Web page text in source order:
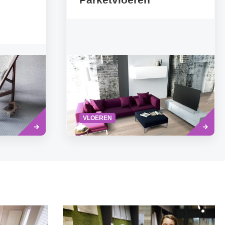
Read
more
VLOEREN
Read
more